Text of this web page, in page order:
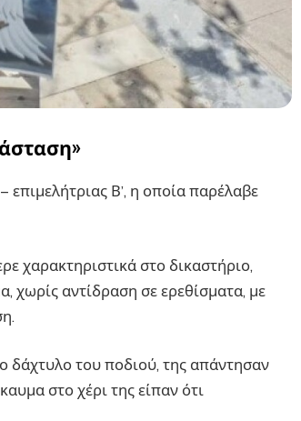
επιμελήτριας Β’, η οποία παρέλαβε
χαρακτηριστικά στο δικαστήριο,
χωρίς αντίδραση σε ερεθίσματα, με
δάχτυλο του ποδιού, της απάντησαν
στο χέρι της είπαν ότι